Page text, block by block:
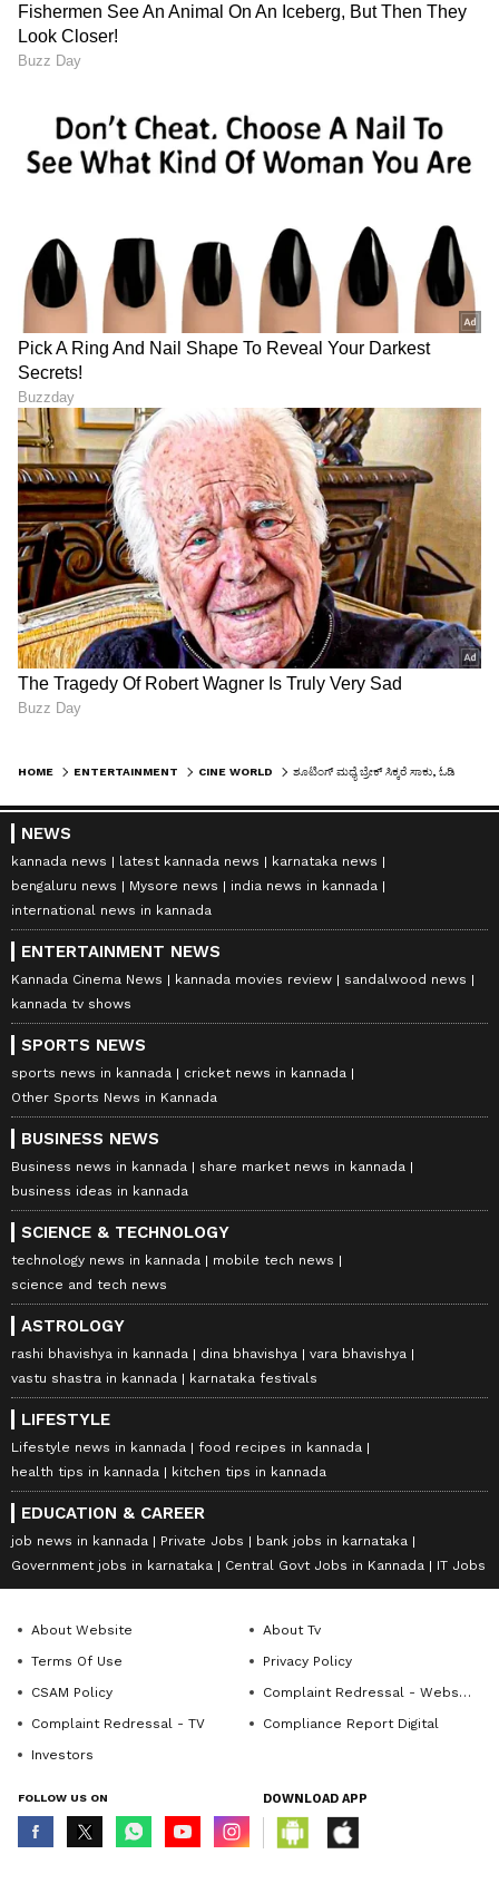
HOME ENTERTAINMENT CINE WORLD
NEWS
kannada news latest kannada news
karnataka news
bengaluru news
Mysore news
india news in kannada
international news in kannada
ENTERTAINMENT NEWS
Kannada Cinema News kannada movies review
sandalwood news
kannada tv shows
SPORTS NEWS
sports news in kannada
cricket news in kannada
Other Sports News in Kannada
BUSINESS NEWS
Business news in kannada
share market news in kannada
business ideas in kannada
SCIENCE & TECHNOLOGY
technology news in kannada
mobile tech news
science and tech news
ASTROLOGY
rashi bhavishya in kannada dina bhavishya
vara bhavishya
vastu shastra in kannada
karnataka festivals
LIFESTYLE
Lifestyle news in kannada
food recipes in kannada
health tips in kannada
kitchen tips in kannada
EDUCATION & CAREER
job news in kannada Private Jobs
bank jobs in karnataka
Government jobs in karnataka
Central Govt Jobs in Kannada IT Jobs
About Website
About Tv
Terms Of Use
Privacy Policy
CSAM Policy
Complaint Redressal - Website
Complaint Redressal - TV
Compliance Report Digital
Investors
FOLLOW US ON DOWNLOAD APP